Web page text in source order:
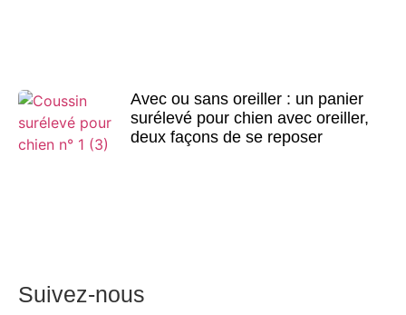
Avec ou sans oreiller : un panier
surélevé pour chien avec oreiller,
deux façons de se reposer
Suivez-nous